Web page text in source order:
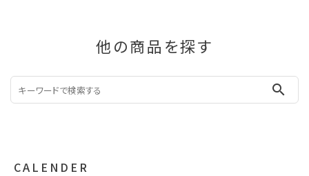
他の商品を探す
search
CALENDER